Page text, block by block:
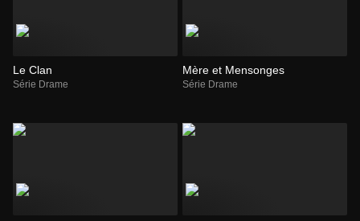
Le Clan
Série Drame
Mère et Mensonges
Série Drame